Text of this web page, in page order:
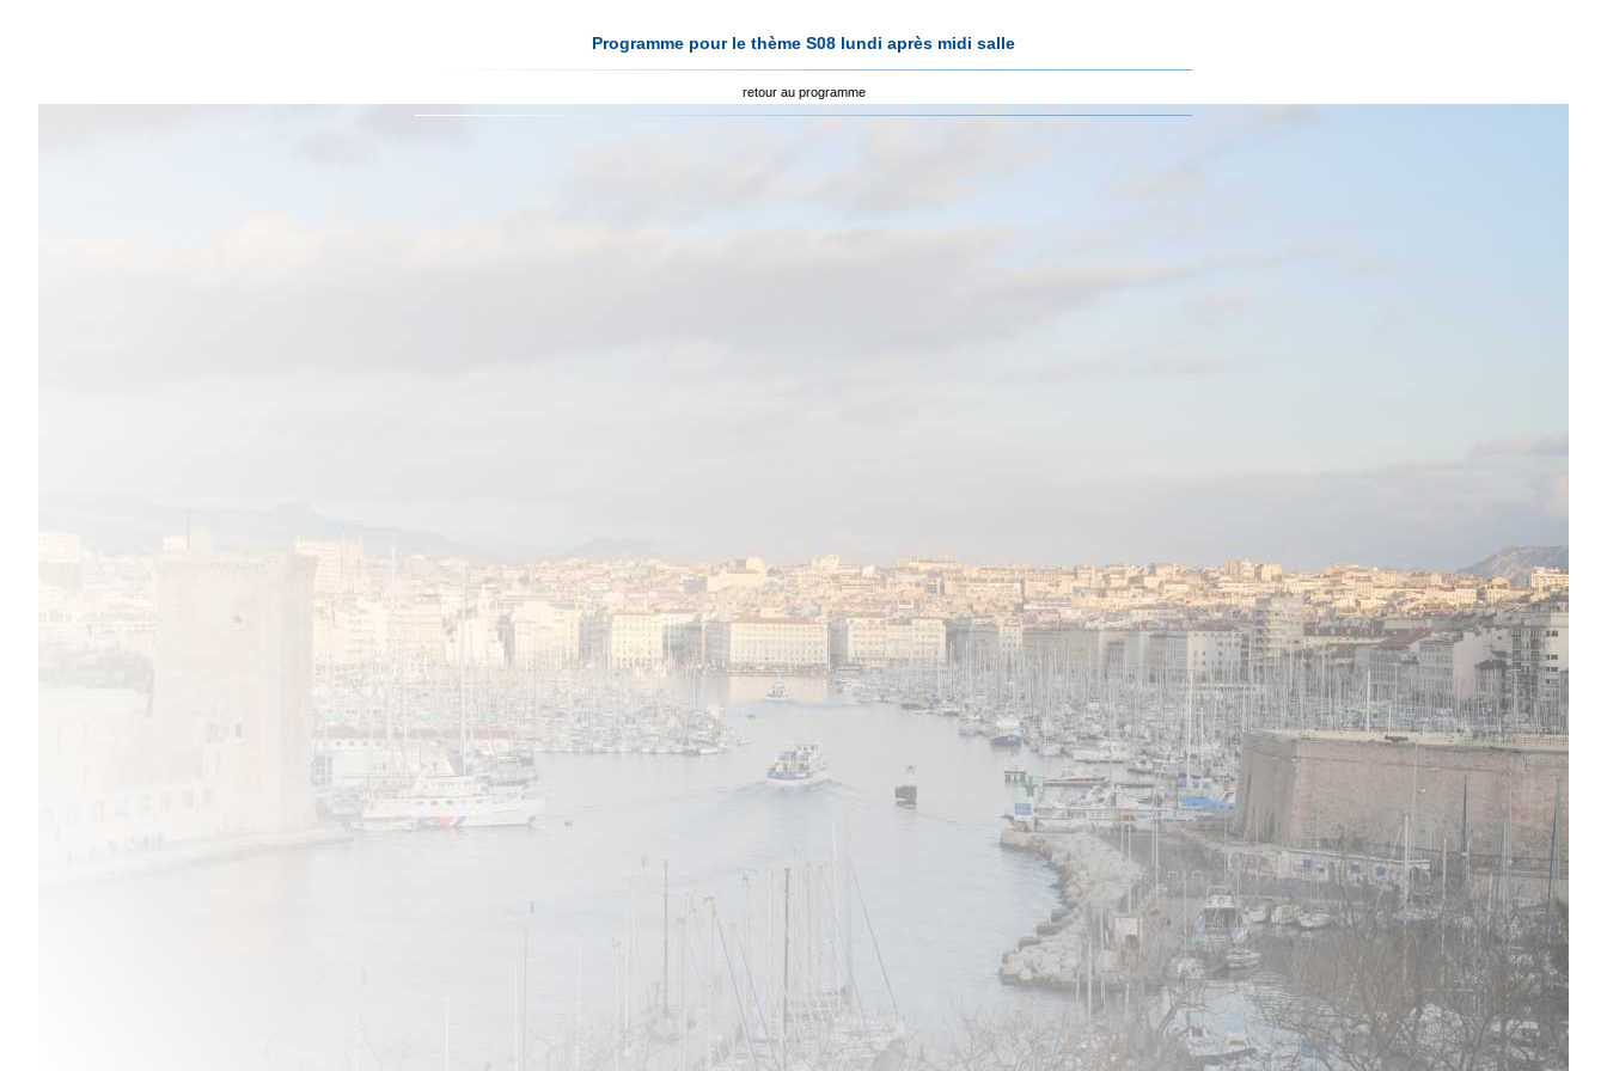
Programme pour le thème S08 lundi après midi salle
retour au programme